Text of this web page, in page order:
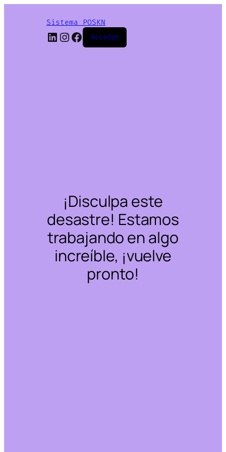
Sistema POSKN
LinkedIn
Instagram
Facebook
Acceder
¡Disculpa este
desastre! Estamos
trabajando en algo
increíble, ¡vuelve
pronto!